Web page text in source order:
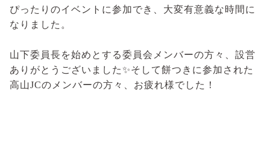
ぴったりのイベントに参加でき、大変有意義な時間に
なりました。
山下委員長を始めとする委員会メンバーの方々、設営
ありがとうございました✨そして餅つきに参加された
高山JCのメンバーの方々、お疲れ様でした！